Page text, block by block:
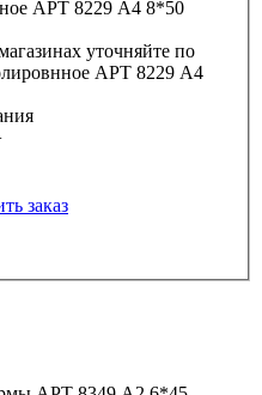
уточняйте по
АРТ 8229 А4
заказ